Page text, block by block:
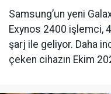
Samsung’un yeni
Exynos 2400 işlemci,
şarj ile geliyor. Daha
çeken cihazın Ekim